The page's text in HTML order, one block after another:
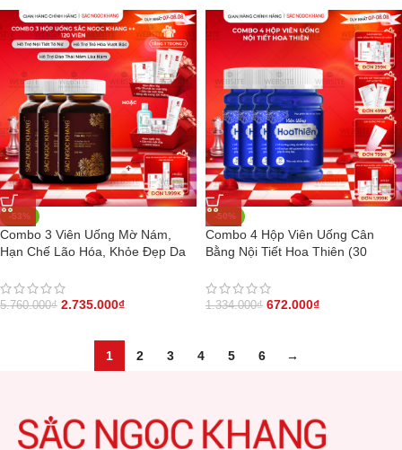
-53%
Combo 3 Viên Uống Mờ Nám,
Hạn Chế Lão Hóa, Khỏe Đẹp Da
trình 3 tháng
5.760.000₫ 2.735.000₫
-50%
Combo 4 Hộp Viên Uống Cân
Bằng Nội Tiết Hoa Thiên (30
1.334.000₫ 672.000₫
1 2 3 4 5 6 →